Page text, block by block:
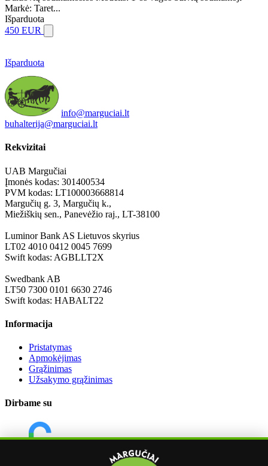
Markė: Taret...
Išparduota
450 EUR
Išparduota
info@marguciai.lt
buhalterija@marguciai.lt
Rekvizitai
UAB Margučiai
Įmonės kodas: 301400534
PVM kodas: LT100003668814
Margučių g. 3, Margučių k.,
Miežiškių sen., Panevėžio raj., LT-38100
Luminor Bank AS Lietuvos skyrius
LT02 4010 0412 0045 7699
Swift kodas: AGBLLT2X
Swedbank AB
LT50 7300 0101 6630 2746
Swift kodas: HABALT22
Informacija
Pristatymas
Apmokėjimas
Grąžinimas
Užsakymo grąžinimas
Dirbame su